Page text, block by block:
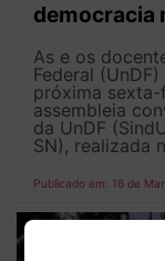
democracia
As e os
Federal
próxima
assembleia
da UnDF
SN), realizada
Publicado em: 16 de